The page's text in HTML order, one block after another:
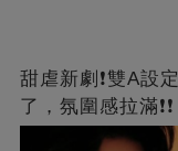
甜虐新劇❗雙A設
了，氛圍感拉滿❗❗